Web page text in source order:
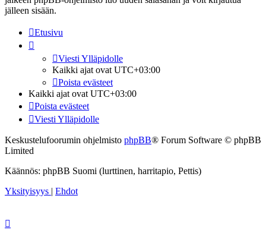
jälleen sisään.
Etusivu
Viesti Ylläpidolle
Kaikki ajat ovat UTC+03:00
Poista evästeet
Kaikki ajat ovat UTC+03:00
Poista evästeet
Viesti Ylläpidolle
Keskustelufoorumin ohjelmisto phpBB® Forum Software © phpBB
Limited
Käännös: phpBB Suomi (lurttinen, harritapio, Pettis)
Yksityisyys | Ehdot